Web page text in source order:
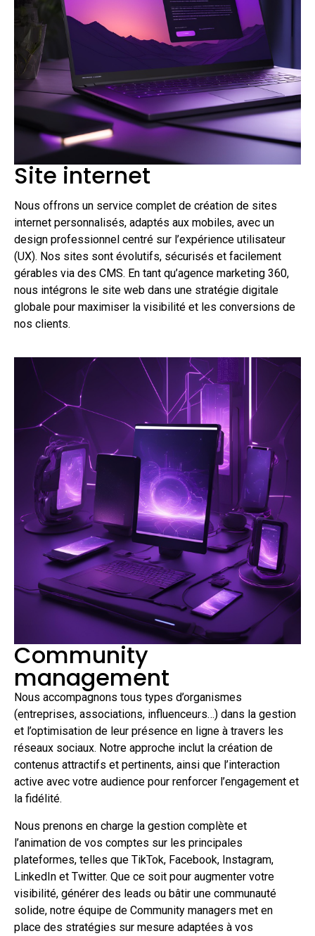
Site internet
Nous offrons un service complet de création de sites
internet personnalisés, adaptés aux mobiles, avec un
design professionnel centré sur l’expérience utilisateur
(UX). Nos sites sont évolutifs, sécurisés et facilement
gérables via des CMS. En tant qu’agence marketing 360,
nous intégrons le site web dans une stratégie digitale
globale pour maximiser la visibilité et les conversions de
nos clients.
Community
management
Nous accompagnons tous types d’organismes
(entreprises, associations, influenceurs…) dans la gestion
et l’optimisation de leur présence en ligne à travers les
réseaux sociaux. Notre approche inclut la création de
contenus attractifs et pertinents, ainsi que l’interaction
active avec votre audience pour renforcer l’engagement et
la fidélité.
Nous prenons en charge la gestion complète et
l’animation de vos comptes sur les principales
plateformes, telles que TikTok, Facebook, Instagram,
LinkedIn et Twitter. Que ce soit pour augmenter votre
visibilité, générer des leads ou bâtir une communauté
solide, notre équipe de Community managers met en
place des stratégies sur mesure adaptées à vos